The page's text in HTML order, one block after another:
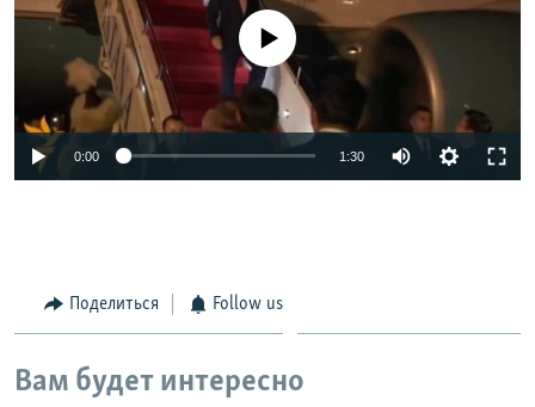
No media source currently available
0:00 1:30
Поделиться Follow us
Вам будет интересно